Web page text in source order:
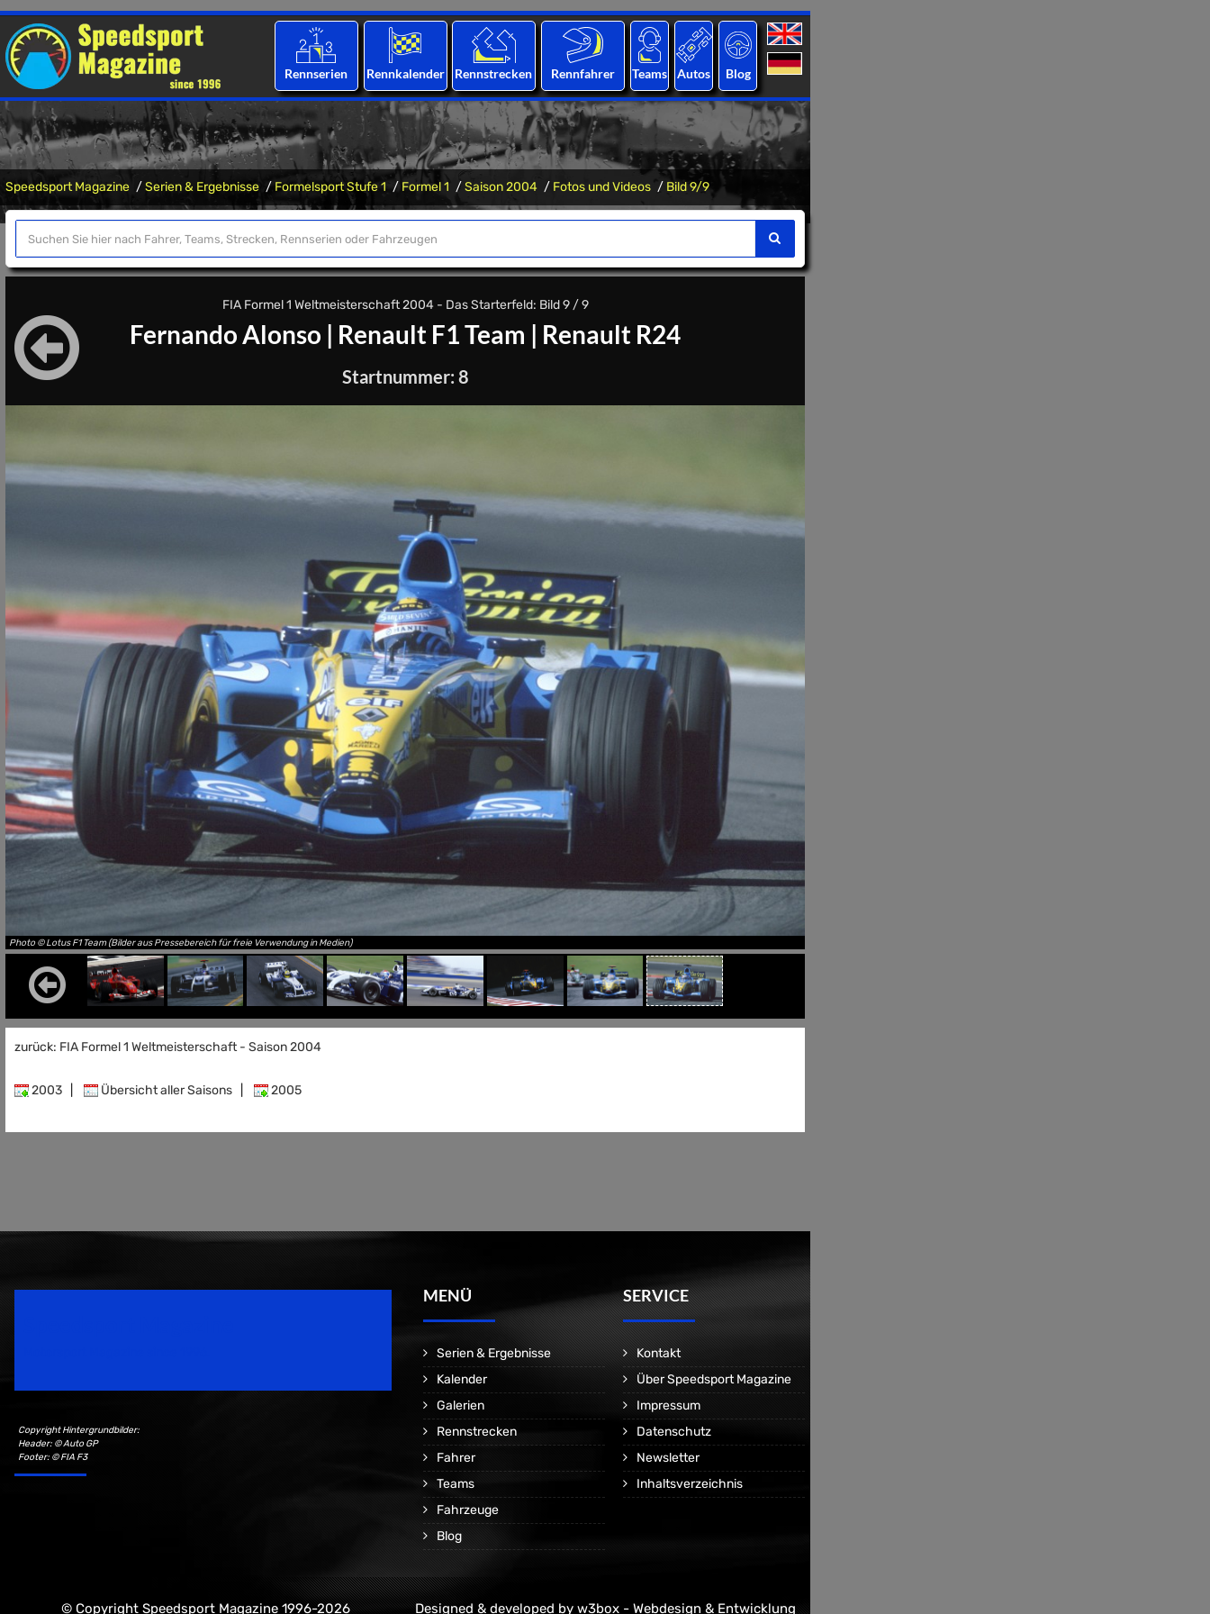
Rennserien Rennkalender Rennstrecken Rennfahrer Teams Autos Blog
Speedsport Magazine Serien & Ergebnisse Formelsport Stufe 1 Formel 1 Saison 2004 Fotos und Videos Bild 9/9
FIA Formel 1 Weltmeisterschaft 2004 - Das Starterfeld: Bild 9 / 9
Fernando Alonso | Renault F1 Team | Renault R24
Startnummer: 8
Photo © Lotus F1 Team (Bilder aus Pressebereich für freie Verwendung in Medien)
zurück: FIA Formel 1 Weltmeisterschaft - Saison 2004
2003 Übersicht aller Saisons 2005
Copyright Hintergrundbilder:
Header: © Auto GP
Footer: © FIA F3
MENÜ
Serien & Ergebnisse
Kalender
Galerien
Rennstrecken
Fahrer
Teams
Fahrzeuge
Blog
SERVICE
Kontakt
Über Speedsport Magazine
Impressum
Datenschutz
Newsletter
Inhaltsverzeichnis
© Copyright Speedsport Magazine 1996-2026 Designed & developed by w3box - Webdesign & Entwicklung